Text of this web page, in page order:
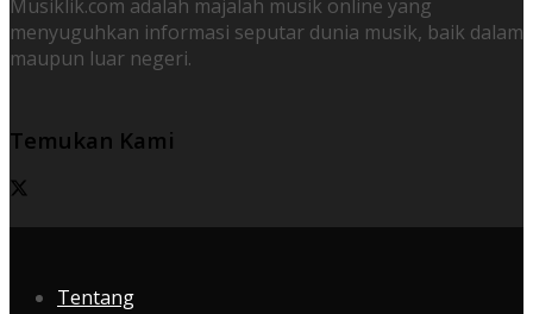
Musiklik.com adalah majalah musik online yang
menyuguhkan informasi seputar dunia musik, baik dalam
maupun luar negeri.
Temukan Kami
Tentang